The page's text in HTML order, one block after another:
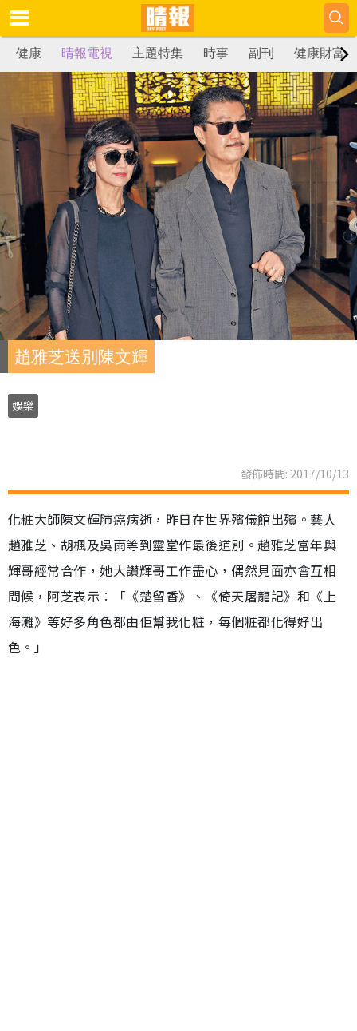
健康 晴報電視 主題特集 時事 副刊 健康財富
趙雅芝送別陳文輝
娛樂
發佈時間: 2017/10/13
化粧大師陳文輝肺癌病逝，昨日在世界殯儀館出殯。藝人
趙雅芝、胡楓及吳雨等到靈堂作最後道別。趙雅芝當年與
輝哥經常合作，她大讚輝哥工作盡心，偶然見面亦會互相
問候，阿芝表示︰「《楚留香》、《倚天屠龍記》和《上
海灘》等好多角色都由佢幫我化粧，每個粧都化得好出
色。」